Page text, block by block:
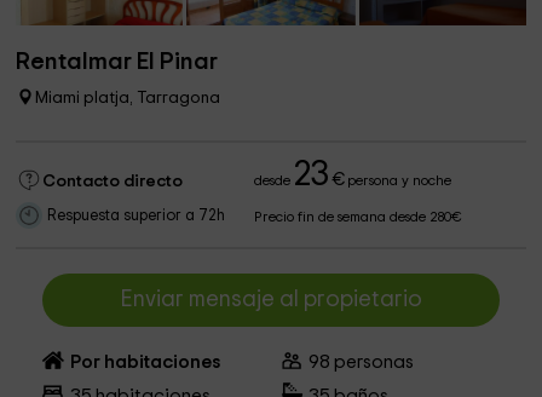
Rentalmar El Pinar
Miami platja, Tarragona
Contacto directo desde 23 €persona y noche
Respuesta superior a 72h Precio fin de semana desde 280€
Enviar mensaje al propietario
Por habitaciones 98 personas